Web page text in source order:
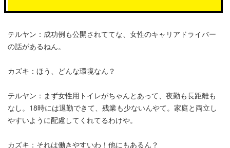
テルヤン：成功例も公開されててな、女性のキャリアドライバー
の話があるねん。
カズキ：ほう、どんな環境なん？
テルヤン：まず女性用トイレがちゃんとあって、夜勤も長距離も
なし。18時には退勤できて、残業も少ないんやて。家庭と両立し
やすいように配慮してくれてるわけや。
カズキ：それは働きやすいわ！他にもあるん？